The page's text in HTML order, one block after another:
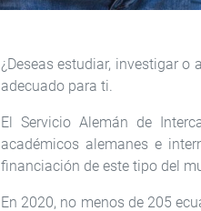
¿Deseas estudiar, investigar o
adecuado para ti.
El Servicio Alemán de
académicos alemanes e
financiación de este tipo del
En 2020, no menos de 205